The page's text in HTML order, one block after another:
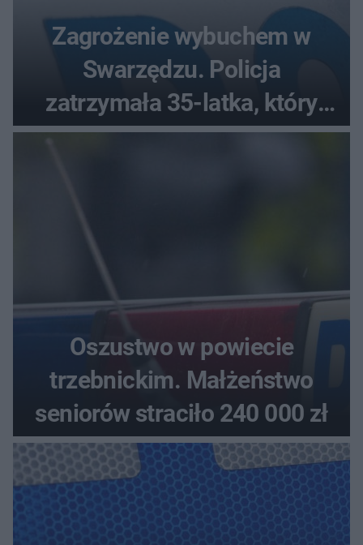
Zagrożenie wybuchem w
Swarzędzu. Policja
zatrzymała 35-latka, który
zgłosił ładunek w swoim
Oszustwo w powiecie
trzebnickim. Małżeństwo
seniorów straciło 240 000 zł